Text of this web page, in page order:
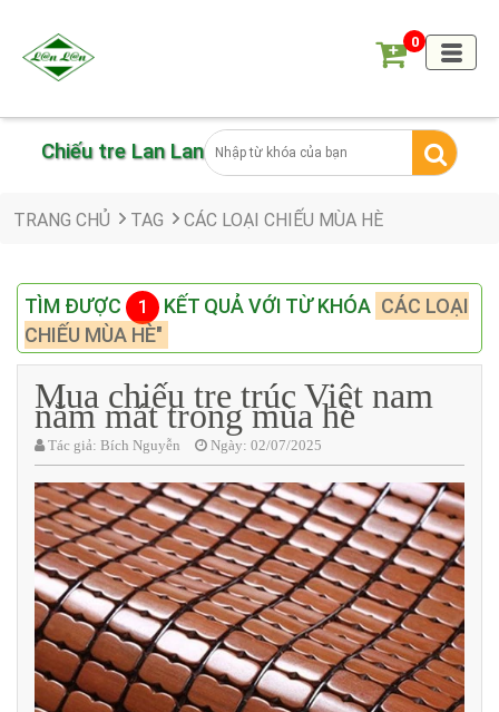
0
Chiếu tre Lan Lan
TRANG CHỦ TAG CÁC LOẠI CHIẾU MÙA HÈ
TÌM ĐƯỢC 1 KẾT QUẢ VỚI TỪ KHÓA CÁC LOẠI
CHIẾU MÙA HÈ"
Mua chiếu tre trúc Việt nam
nằm mát trong mùa hè
Tác giả: Bích Nguyễn Ngày: 02/07/2025